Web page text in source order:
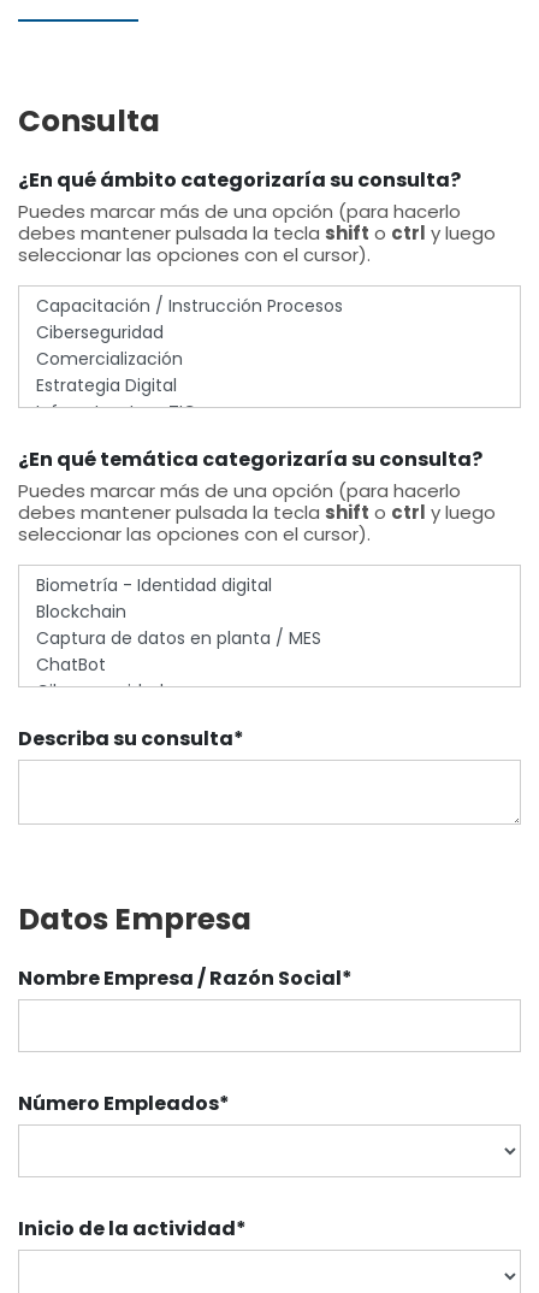
Consulta
¿En qué ámbito categorizaría su consulta?
Puedes marcar más de una opción (para hacerlo
debes mantener pulsada la tecla shift o ctrl y luego
seleccionar las opciones con el cursor).
¿En qué temática categorizaría su consulta?
Puedes marcar más de una opción (para hacerlo
debes mantener pulsada la tecla shift o ctrl y luego
seleccionar las opciones con el cursor).
Describa su consulta*
Datos Empresa
Nombre Empresa / Razón Social*
Número Empleados*
Inicio de la actividad*